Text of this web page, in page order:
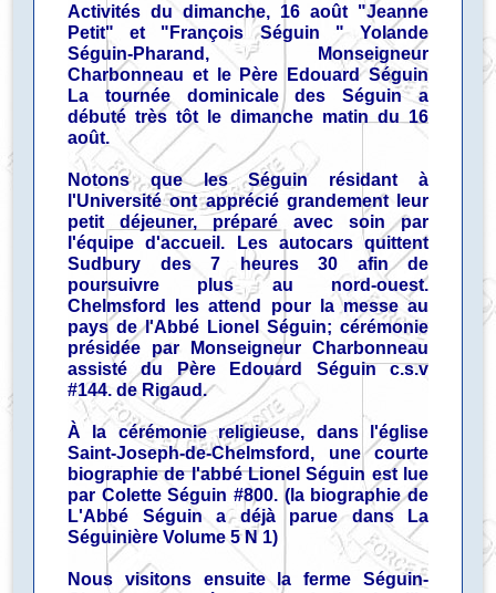
Activités du dimanche, 16 août "Jeanne
Petit" et "François Séguin " Yolande
Séguin-Pharand, Monseigneur
Charbonneau et le Père Edouard Séguin
La tournée dominicale des Séguin a
débuté très tôt le dimanche matin du 16
août.
Notons que les Séguin résidant à
l'Université ont apprécié grandement leur
petit déjeuner, préparé avec soin par
l'équipe d'accueil. Les autocars quittent
Sudbury des 7 heures 30 afin de
poursuivre plus au nord-ouest.
Chelmsford les attend pour la messe au
pays de l'Abbé Lionel Séguin; cérémonie
présidée par Monseigneur Charbonneau
assisté du Père Edouard Séguin c.s.v
#144. de Rigaud.
À la cérémonie religieuse, dans l'église
Saint-Joseph-de-Chelmsford, une courte
biographie de l'abbé Lionel Séguin est lue
par Colette Séguin #800. (la biographie de
L'Abbé Séguin a déjà parue dans La
Séguinière Volume 5 N 1)
Nous visitons ensuite la ferme Séguin-